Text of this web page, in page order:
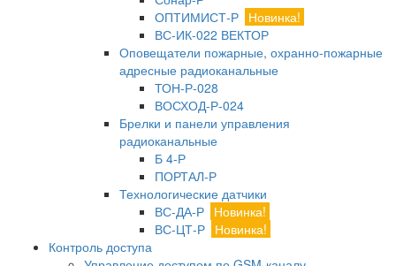
ОПТИМИСТ-Р Новинка!
ВС-ИК-022 ВЕКТОР
Оповещатели пожарные, охранно-пожарные
адресные радиоканальные
ТОН-Р-028
ВОСХОД-Р-024
Брелки и панели управления
радиоканальные
Б 4-Р
ПОРТАЛ-Р
Технологические датчики
ВС-ДА-Р Новинка!
ВС-ЦТ-Р Новинка!
Контроль доступа